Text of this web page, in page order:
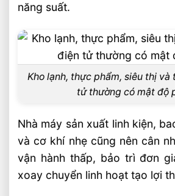
năng suất.
Kho lạnh, thực phẩm, siêu thị và
tử thường có mật độ
Nhà máy sản xuất linh kiện,
và cơ khí nhẹ cũng nên cân
vận hành thấp, bảo trì đơn
xoay chuyển linh hoạt tạo lợi